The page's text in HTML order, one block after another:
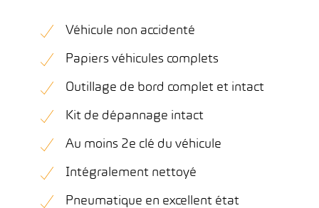
Véhicule non accidenté
Papiers véhicules complets
Outillage de bord complet et intact
Kit de dépannage intact
Au moins 2e clé du véhicule
Intégralement nettoyé
Pneumatique en excellent état